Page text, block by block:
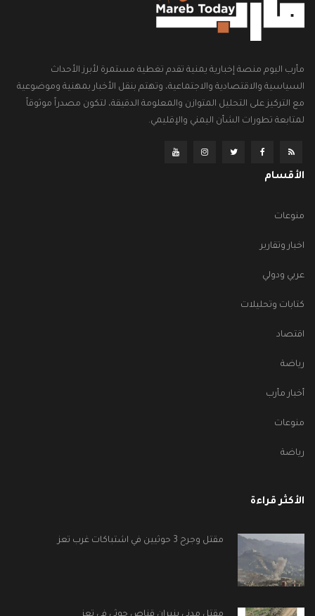
مأرب اليوم منصة إخبارية يمنية تقدم تغطية مستمرة لأبرز الأحداث
السياسية والاقتصادية والاجتماعية، وتهتم بنقل الأخبار بمهنية وموضوعية
مع التركيز على التحليل المتوازن والمعلومة الدقيقة، لتكون مصدراً موثوقاً
لمتابعة تطورات الشأن اليمني والإقليمي.
الأقسام
منوعات
اخبار وتقارير
عربي ودولي
كتابات وتحليلات
اقتصاد
رياضة
أخبار مأرب
منوعات
رياضة
الأكثر قراءة
مقتل وجرح 3 حوثيين في اشتباكات غرب تعز